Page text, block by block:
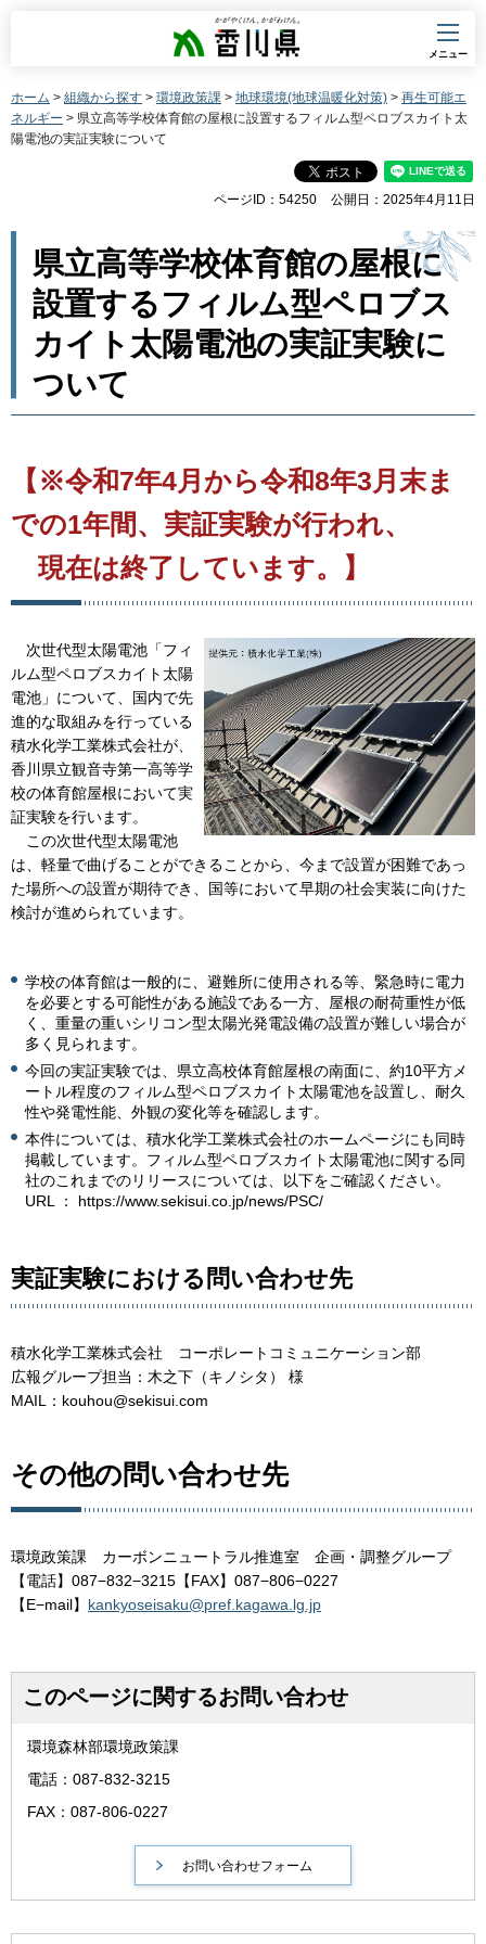
香川県
メニュー
ホーム > 組織から探す > 環境政策課 > 地球環境(地球温暖化対策) > 再生可能エ
ネルギー > 県立高等学校体育館の屋根に設置するフィルム型ペロブスカイト太
陽電池の実証実験について
ページID：54250 公開日：2025年4月11日
県立高等学校体育館の屋根に
設置するフィルム型ペロブス
カイト太陽電池の実証実験に
ついて
【※令和7年4月から令和8年3月末ま
での1年間、実証実験が行われ、
現在は終了しています。】
次世代型太陽電池「フィ
ルム型ペロブスカイト太陽
電池」について、国内で先
進的な取組みを行っている
積水化学工業株式会社が、
香川県立観音寺第一高等学
校の体育館屋根において実
証実験を行います。
この次世代型太陽電池
は、軽量で曲げることができることから、今まで設置が困難であっ
た場所への設置が期待でき、国等において早期の社会実装に向けた
検討が進められています。
学校の体育館は一般的に、避難所に使用される等、緊急時に電力
を必要とする可能性がある施設である一方、屋根の耐荷重性が低
く、重量の重いシリコン型太陽光発電設備の設置が難しい場合が
多く見られます。
今回の実証実験では、県立高校体育館屋根の南面に、約10平方メ
ートル程度のフィルム型ペロブスカイト太陽電池を設置し、耐久
性や発電性能、外観の変化等を確認します。
本件については、積水化学工業株式会社のホームページにも同時
掲載しています。フィルム型ペロブスカイト太陽電池に関する同
社のこれまでのリリースについては、以下をご確認ください。
URL ： https://www.sekisui.co.jp/news/PSC/
実証実験における問い合わせ先
積水化学工業株式会社 コーポレートコミュニケーション部
広報グループ担当：木之下（キノシタ） 様
MAIL：kouhou@sekisui.com
その他の問い合わせ先
環境政策課 カーボンニュートラル推進室 企画・調整グループ
【電話】087−832−3215【FAX】087−806−0227
【E−mail】 kankyoseisaku@pref.kagawa.lg.jp
このページに関するお問い合わせ
環境森林部環境政策課
電話：087-832-3215
FAX：087-806-0227